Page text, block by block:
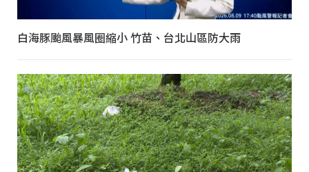
白海豚颱風暴風圈縮小 竹苗、台北山區防大雨